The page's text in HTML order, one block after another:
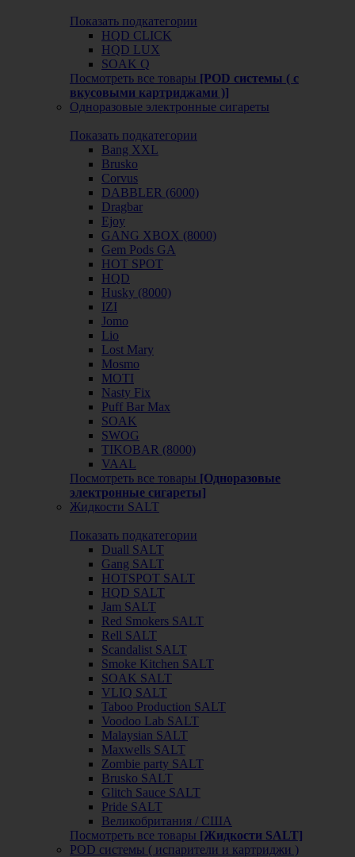
Показать подкатегории
HQD CLICK
HQD LUX
SOAK Q
Посмотреть все товары [POD системы ( с
вкусовыми картриджами )]
Одноразовые электронные сигареты
Показать подкатегории
Bang XXL
Brusko
Corvus
DABBLER (6000)
Dragbar
Ejoy
GANG XBOX (8000)
Gem Pods GA
HOT SPOT
HQD
Husky (8000)
IZI
Jomo
Lio
Lost Mary
Mosmo
MOTI
Nasty Fix
Puff Bar Max
SOAK
SWOG
TIKOBAR (8000)
VAAL
Посмотреть все товары [Одноразовые
электронные сигареты]
Жидкости SALT
Показать подкатегории
Duall SALT
Gang SALT
HOTSPOT SALT
HQD SALT
Jam SALT
Red Smokers SALT
Rell SALT
Scandalist SALT
Smoke Kitchen SALT
SOAK SALT
VLIQ SALT
Taboo Production SALT
Voodoo Lab SALT
Malaysian SALT
Maxwells SALT
Zombie party SALT
Brusko SALT
Glitch Sauce SALT
Pride SALT
Великобритания / США
Посмотреть все товары [Жидкости SALT]
POD системы ( испарители и картриджи )